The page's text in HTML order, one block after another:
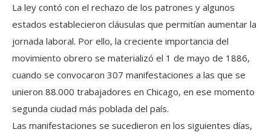
La ley contó con el rechazo de los patrones y algunos
estados establecieron cláusulas que permitían aumentar la
jornada laboral. Por ello, la creciente importancia del
movimiento obrero se materializó el 1 de mayo de 1886,
cuando se convocaron 307 manifestaciones a las que se
unieron 88.000 trabajadores en Chicago, en ese momento
segunda ciudad más poblada del país.
Las manifestaciones se sucedieron en los siguientes días,